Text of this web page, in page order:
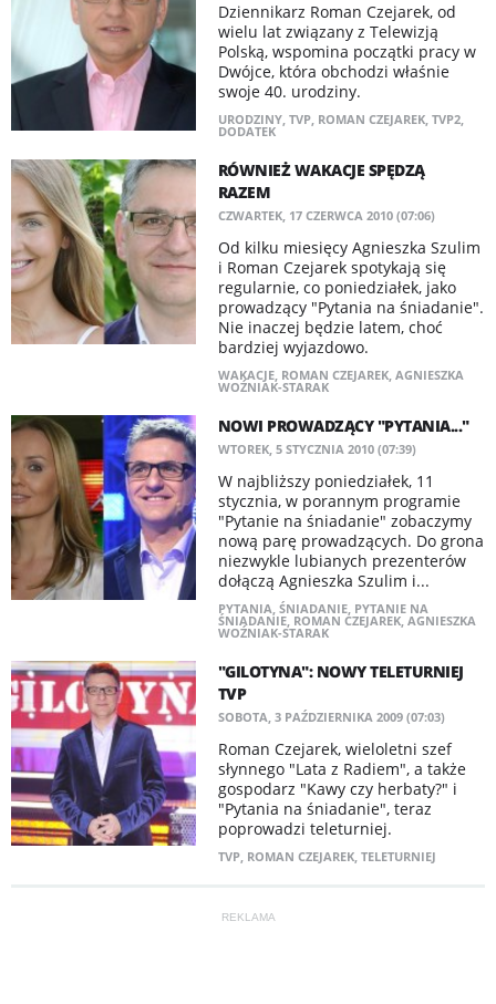
Dziennikarz Roman Czejarek, od
wielu lat związany z Telewizją
Polską, wspomina początki pracy w
Dwójce, która obchodzi właśnie
swoje 40. urodziny.
URODZINY, TVP, ROMAN CZEJAREK, TVP2,
DODATEK
RÓWNIEŻ WAKACJE SPĘDZĄ
RAZEM
CZWARTEK, 17 CZERWCA 2010 (07:06)
Od kilku miesięcy Agnieszka Szulim
i Roman Czejarek spotykają się
regularnie, co poniedziałek, jako
prowadzący "Pytania na śniadanie".
Nie inaczej będzie latem, choć
bardziej wyjazdowo.
WAKACJE, ROMAN CZEJAREK, AGNIESZKA
WOŹNIAK-STARAK
NOWI PROWADZĄCY "PYTANIA..."
WTOREK, 5 STYCZNIA 2010 (07:39)
W najbliższy poniedziałek, 11
stycznia, w porannym programie
"Pytanie na śniadanie" zobaczymy
nową parę prowadzących. Do grona
niezwykle lubianych prezenterów
dołączą Agnieszka Szulim i...
PYTANIA, ŚNIADANIE, PYTANIE NA
ŚNIADANIE, ROMAN CZEJAREK, AGNIESZKA
WOŹNIAK-STARAK
"GILOTYNA": NOWY TELETURNIEJ
TVP
SOBOTA, 3 PAŹDZIERNIKA 2009 (07:03)
Roman Czejarek, wieloletni szef
słynnego "Lata z Radiem", a także
gospodarz "Kawy czy herbaty?" i
"Pytania na śniadanie", teraz
poprowadzi teleturniej.
TVP, ROMAN CZEJAREK, TELETURNIEJ
REKLAMA